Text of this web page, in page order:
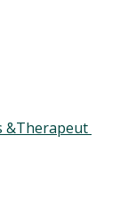
&Therapeut